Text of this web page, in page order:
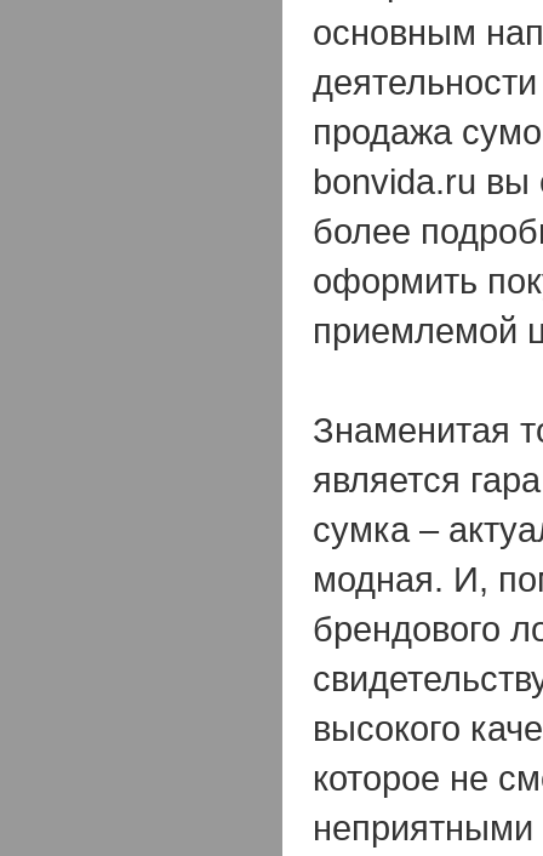
основным
продажа
bonvida.ru вы
более
оформить
приемлемой
Знаменитая
является
сумка –
модная. И,
брендового
высокого
которое не
неприятными